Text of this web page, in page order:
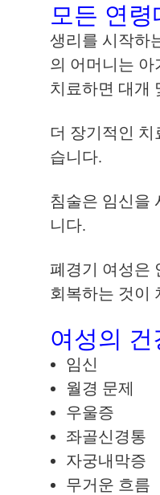
모든 연
생리를 시작하
의 어머니는
치료하면 대개
더 장기적인
습니다.
침술은 임신을
니다.
폐경기 여성은
회복하는 것이
여성의 건
임신
월경 문제
우울증
좌골신경통
자궁내막증
무거운 흐름